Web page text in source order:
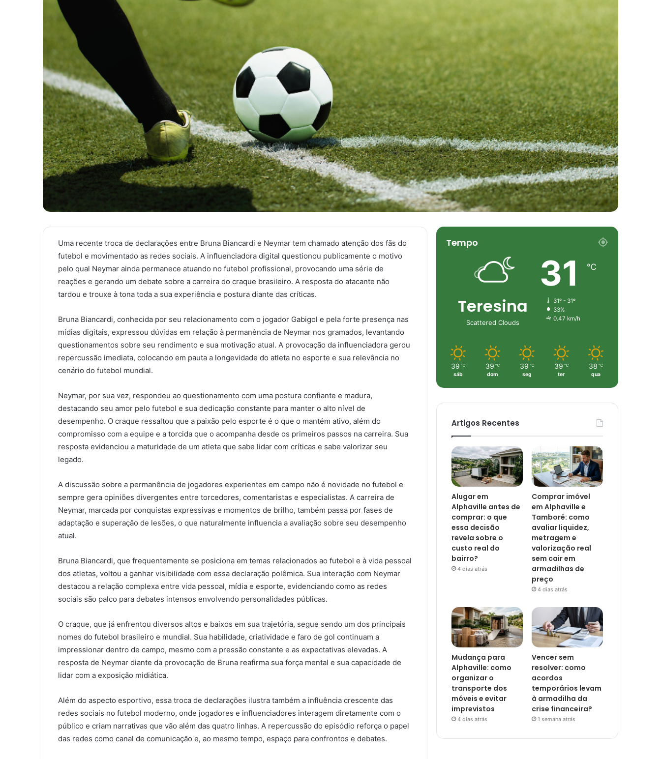
Uma recente troca de declarações entre Bruna Biancardi e Neymar tem chamado atenção dos fãs do
futebol e movimentado as redes sociais. A influenciadora digital questionou publicamente o motivo
pelo qual Neymar ainda permanece atuando no futebol profissional, provocando uma série de
reações e gerando um debate sobre a carreira do craque brasileiro. A resposta do atacante não
tardou e trouxe à tona toda a sua experiência e postura diante das críticas.
Bruna Biancardi, conhecida por seu relacionamento com o jogador Gabigol e pela forte presença nas
mídias digitais, expressou dúvidas em relação à permanência de Neymar nos gramados, levantando
questionamentos sobre seu rendimento e sua motivação atual. A provocação da influenciadora gerou
repercussão imediata, colocando em pauta a longevidade do atleta no esporte e sua relevância no
cenário do futebol mundial.
Neymar, por sua vez, respondeu ao questionamento com uma postura confiante e madura,
destacando seu amor pelo futebol e sua dedicação constante para manter o alto nível de
desempenho. O craque ressaltou que a paixão pelo esporte é o que o mantém ativo, além do
compromisso com a equipe e a torcida que o acompanha desde os primeiros passos na carreira. Sua
resposta evidenciou a maturidade de um atleta que sabe lidar com críticas e sabe valorizar seu
legado.
A discussão sobre a permanência de jogadores experientes em campo não é novidade no futebol e
sempre gera opiniões divergentes entre torcedores, comentaristas e especialistas. A carreira de
Neymar, marcada por conquistas expressivas e momentos de brilho, também passa por fases de
adaptação e superação de lesões, o que naturalmente influencia a avaliação sobre seu desempenho
atual.
Bruna Biancardi, que frequentemente se posiciona em temas relacionados ao futebol e à vida pessoal
dos atletas, voltou a ganhar visibilidade com essa declaração polêmica. Sua interação com Neymar
destacou a relação complexa entre vida pessoal, mídia e esporte, evidenciando como as redes
sociais são palco para debates intensos envolvendo personalidades públicas.
O craque, que já enfrentou diversos altos e baixos em sua trajetória, segue sendo um dos principais
nomes do futebol brasileiro e mundial. Sua habilidade, criatividade e faro de gol continuam a
impressionar dentro de campo, mesmo com a pressão constante e as expectativas elevadas. A
resposta de Neymar diante da provocação de Bruna reafirma sua força mental e sua capacidade de
lidar com a exposição midiática.
Além do aspecto esportivo, essa troca de declarações ilustra também a influência crescente das
redes sociais no futebol moderno, onde jogadores e influenciadores interagem diretamente com o
público e criam narrativas que vão além das quatro linhas. A repercussão do episódio reforça o papel
das redes como canal de comunicação e, ao mesmo tempo, espaço para confrontos e debates.
Tempo
Teresina
Scattered Clouds
31 ℃
31º - 31º
33%
0.47 km/h
39 ℃
sáb
39 ℃
dom
39 ℃
seg
39 ℃
ter
38 ℃
qua
Artigos Recentes
Alugar em
Alphaville antes de
comprar: o que
essa decisão
revela sobre o
custo real do
bairro?
4 dias atrás
Comprar imóvel
em Alphaville e
Tamboré: como
avaliar liquidez,
metragem e
valorização real
sem cair em
armadilhas de
preço
4 dias atrás
Mudança para
Alphaville: como
organizar o
transporte dos
móveis e evitar
imprevistos
4 dias atrás
Vencer sem
resolver: como
acordos
temporários levam
à armadilha da
crise financeira?
1 semana atrás